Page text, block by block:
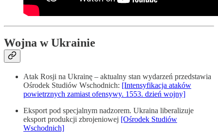
Wojna w Ukrainie
Atak Rosji na Ukrainę – aktualny stan wydarzeń przedstawia
Ośrodek Studiów Wschodnich: [Intensyfikacja ataków
powietrznych zamiast ofensywy. 1553. dzień wojny]
Eksport pod specjalnym nadzorem. Ukraina liberalizuje
eksport produkcji zbrojeniowej [Ośrodek Studiów
Wschodnich]